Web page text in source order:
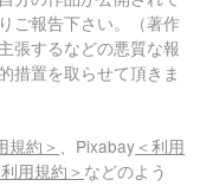
ご報告下さい。（著作
張するなどの悪質な報
措置を取らせて頂きま
規約＞ 、Pixabay ＜利用
利用規約＞ などのよう